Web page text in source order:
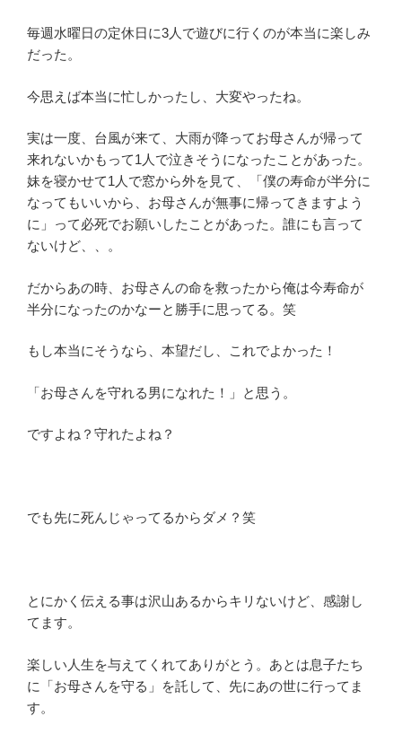
毎週水曜日の定休日に3人で遊びに行くのが本当に楽しみ
だった。
今思えば本当に忙しかったし、大変やったね。
実は一度、台風が来て、大雨が降ってお母さんが帰って
来れないかもって1人で泣きそうになったことがあった。
妹を寝かせて1人で窓から外を見て、「僕の寿命が半分に
なってもいいから、お母さんが無事に帰ってきますよう
に」って必死でお願いしたことがあった。誰にも言って
ないけど、、。
だからあの時、お母さんの命を救ったから俺は今寿命が
半分になったのかなーと勝手に思ってる。笑
もし本当にそうなら、本望だし、これでよかった！
「お母さんを守れる男になれた！」と思う。
ですよね？守れたよね？
でも先に死んじゃってるからダメ？笑
とにかく伝える事は沢山あるからキリないけど、感謝し
てます。
楽しい人生を与えてくれてありがとう。あとは息子たち
に「お母さんを守る」を託して、先にあの世に行ってま
す。